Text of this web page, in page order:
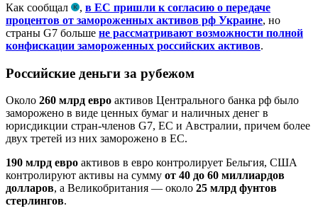
Как сообщал
, в ЕС пришли к согласию о передаче
процентов от замороженных активов рф Украине, но
страны G7 больше не рассматривают возможности полной
конфискации замороженных российских активов.
Российские деньги за рубежом
Около 260 млрд евро активов Центрального банка рф было
заморожено в виде ценных бумаг и наличных денег в
юрисдикции стран-членов G7, ЕС и Австралии, причем более
двух третей из них заморожено в ЕС.
190 млрд евро активов в евро контролирует Бельгия, США
контролируют активы на сумму от 40 до 60 миллиардов
долларов, а Великобритания — около 25 млрд фунтов
стерлингов.